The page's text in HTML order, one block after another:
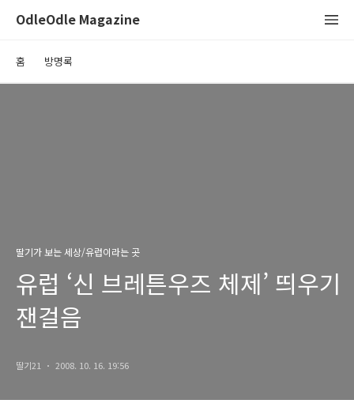
OdleOdle Magazine
홈 방명록
딸기가 보는 세상/유럽이라는 곳
유럽 ‘신 브레튼우즈 체제’ 띄우기
잰걸음
딸기21 2008. 10. 16. 19:56